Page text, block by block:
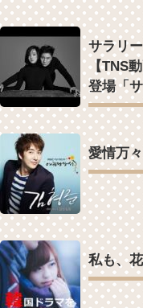
Powered by livedoor
サラリ
【TNS
登場「
愛情万
私も、